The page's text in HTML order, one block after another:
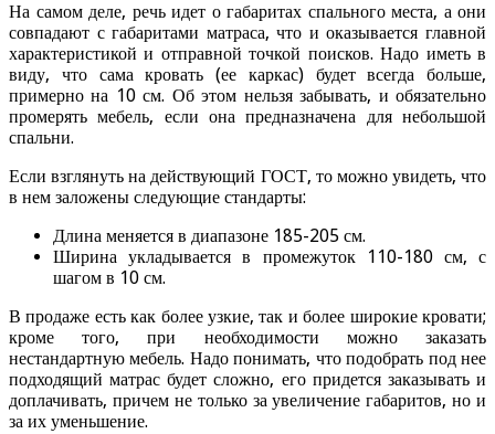
На самом деле, речь идет о габаритах спального места, а они
совпадают с габаритами матраса, что и оказывается главной
характеристикой и отправной точкой поисков. Надо иметь в
виду, что сама кровать (ее каркас) будет всегда больше,
примерно на 10 см. Об этом нельзя забывать, и обязательно
промерять мебель, если она предназначена для небольшой
спальни.
Если взглянуть на действующий ГОСТ, то можно увидеть, что
в нем заложены следующие стандарты:
Длина меняется в диапазоне 185-205 см.
Ширина укладывается в промежуток 110-180 см, с
шагом в 10 см.
В продаже есть как более узкие, так и более широкие кровати;
кроме того, при необходимости можно заказать
нестандартную мебель. Надо понимать, что подобрать под нее
подходящий матрас будет сложно, его придется заказывать и
доплачивать, причем не только за увеличение габаритов, но и
за их уменьшение.